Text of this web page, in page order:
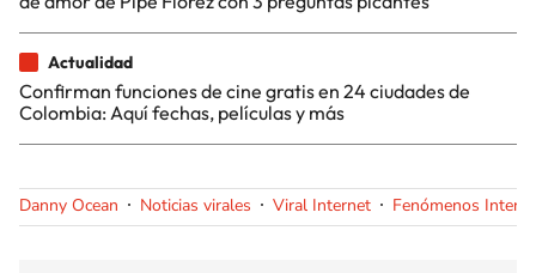
Actualidad
Confirman funciones de cine gratis en 24 ciudades de
Colombia: Aquí fechas, películas y más
Danny Ocean Noticias virales Viral Internet Fenómenos